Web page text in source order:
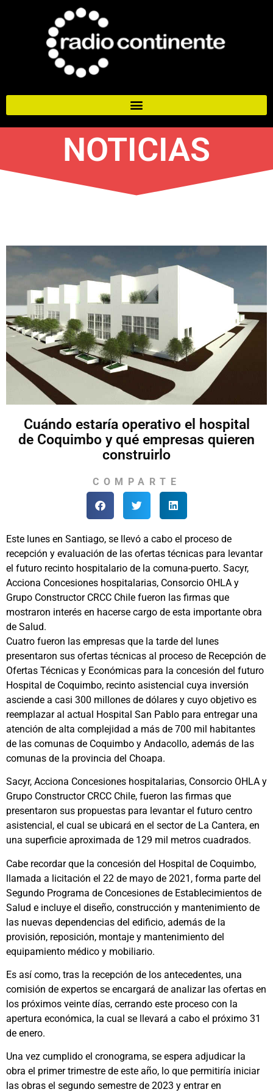
NOTICIAS
Cuándo estaría operativo el hospital
de Coquimbo y qué empresas quieren
construirlo
COMPARTE
Este lunes en Santiago, se llevó a cabo el proceso de
recepción y evaluación de las ofertas técnicas para levantar
el futuro recinto hospitalario de la comuna-puerto. Sacyr,
Acciona Concesiones hospitalarias, Consorcio OHLA y
Grupo Constructor CRCC Chile fueron las firmas que
mostraron interés en hacerse cargo de esta importante obra
de Salud.
Cuatro fueron las empresas que la tarde del lunes
presentaron sus ofertas técnicas al proceso de Recepción de
Ofertas Técnicas y Económicas para la concesión del futuro
Hospital de Coquimbo, recinto asistencial cuya inversión
asciende a casi 300 millones de dólares y cuyo objetivo es
reemplazar al actual Hospital San Pablo para entregar una
atención de alta complejidad a más de 700 mil habitantes
de las comunas de Coquimbo y Andacollo, además de las
comunas de la provincia del Choapa.
Sacyr, Acciona Concesiones hospitalarias, Consorcio OHLA y
Grupo Constructor CRCC Chile, fueron las firmas que
presentaron sus propuestas para levantar el futuro centro
asistencial, el cual se ubicará en el sector de La Cantera, en
una superficie aproximada de 129 mil metros cuadrados.
Cabe recordar que la concesión del Hospital de Coquimbo,
llamada a licitación el 22 de mayo de 2021, forma parte del
Segundo Programa de Concesiones de Establecimientos de
Salud e incluye el diseño, construcción y mantenimiento de
las nuevas dependencias del edificio, además de la
provisión, reposición, montaje y mantenimiento del
equipamiento médico y mobiliario.
Es así como, tras la recepción de los antecedentes, una
comisión de expertos se encargará de analizar las ofertas en
los próximos veinte días, cerrando este proceso con la
apertura económica, la cual se llevará a cabo el próximo 31
de enero.
Una vez cumplido el cronograma, se espera adjudicar la
obra el primer trimestre de este año, lo que permitiría iniciar
las obras el segundo semestre de 2023 y entrar en